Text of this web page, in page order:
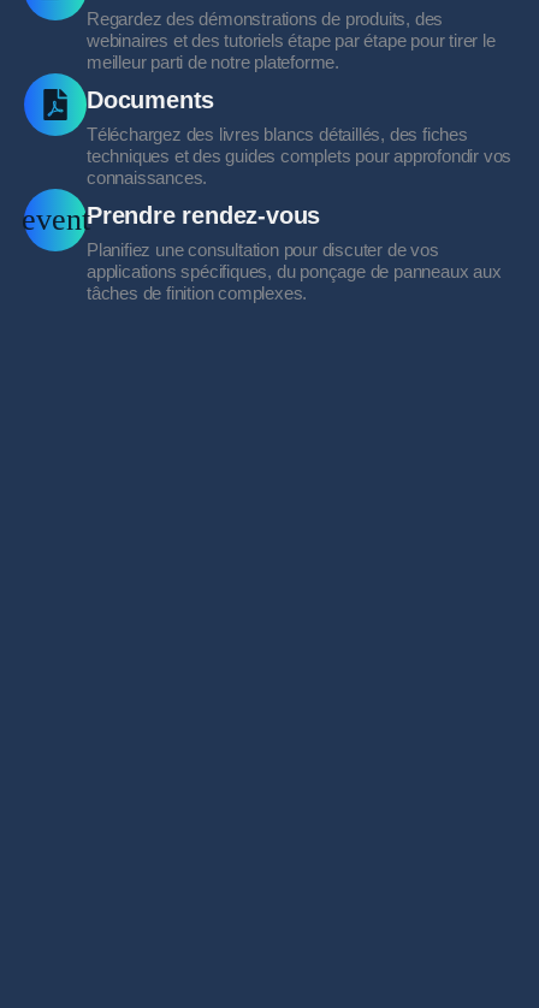
Regardez des démonstrations de produits, des
webinaires et des tutoriels étape par étape pour tirer le
meilleur parti de notre plateforme.
Documents
Téléchargez des livres blancs détaillés, des fiches
techniques et des guides complets pour approfondir vos
connaissances.
Prendre rendez-vous
Planifiez une consultation pour discuter de vos
applications spécifiques, du ponçage de panneaux aux
tâches de finition complexes.